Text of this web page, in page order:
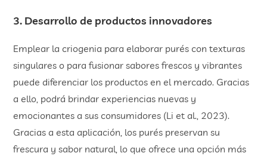
3. Desarrollo de productos innovadores
Emplear la criogenia para elaborar purés con texturas
singulares o para fusionar sabores frescos y vibrantes
puede diferenciar los productos en el mercado. Gracias
a ello, podrá brindar experiencias nuevas y
emocionantes a sus consumidores (Li et al., 2023).
Gracias a esta aplicación, los purés preservan su
frescura y sabor natural, lo que ofrece una opción más